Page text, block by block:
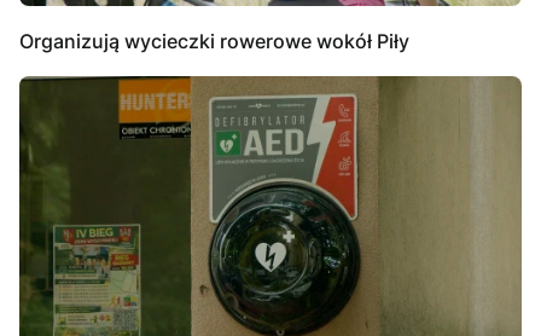
Organizują wycieczki rowerowe wokół Piły